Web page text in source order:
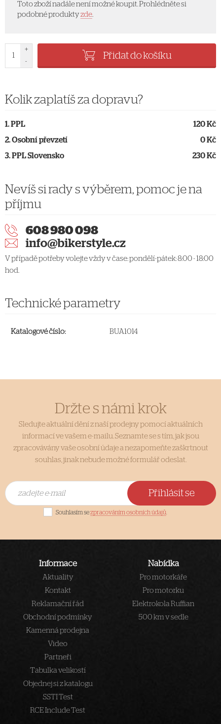
Toto zboží nadále není možné koupit. Prohlédněte si
podobné produktyzde.
+
-
Přidat do košíku
Kolik zaplatíš za dopravu?
PPL
120 Kč
Osobní převzetí
0 Kč
PPL Slovensko
230 Kč
Nevíš si rady s výběrem, pomoc je na
příjmu
608 980 098
info@bikerstyle.cz
V případě potřeby volejte vždy v čase: pondělí-pátek: 8:00 - 18:00
hod.
Technické parametry
Katalogové číslo: BUA1014
Držte s námi krok
Sledujte aktuální dění z naší prodejny pomocí aktuálních
informací ve vašem e-mailu. Seznamte se s tím, jak jsou
zpracovávány vaše osobní údaje a nezapomeňte zaškrtnout
souhlas, jinak nebude možné formulář odeslat.
Přihlásit se
Souhlasím sezpracováním osobních údajů
Informace
Aktuality
Kontakt
Reklamační řád
Obchodní podmínky
Kamenná prodejna
Video
Partneři
Tabulka velikostí
Objednej si z katalogu
SSTI Test
RCE Include Test
Nabídka
Pro motorkáře
Pro motorku
Elektrokola Ruffian
500 km v sedle